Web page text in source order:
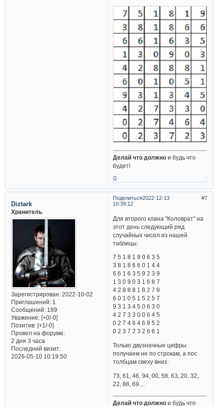
Делай что должно и будь что
будет!
0
Поделиться 7
2022-12-13
10:39:12
Diztark
Хранитель
Зарегистрирован: 2022-10-02
Приглашений:1
Сообщений:189
Уважение: [+0/-0]
Позитив: [+1/-0]
Провел на форуме:
2 дня 3 часа
Последний визит:
2026-05-10 10:19:50
Для второго клана "Коловрат" на
этот день следующий ряд
случайных чисел из нашей
таблицы:
7 5 1 8 1 9 0 6 3 5
3 8 1 8 6 6 0 1 4 4
6 6 1 6 3 5 9 2 3 9
1 3 0 9 0 3 1 6 8 7
4 2 8 8 8 1 8 2 7 9
6 0 1 0 5 1 5 2 5 7
9 3 1 3 4 5 0 6 3 0
4 2 7 3 3 0 0 6 4 5
0 2 7 4 6 4 6 9 5 2
0 2 3 7 2 3 2 6 6 1
Только двузначные цифры
получаем не по строкам, а пос
толбцам свеху вниз:
73, 61, 46, 94, 00, 58, 63, 20, 32,
22, 88, 69....
Делай что должно и будь что